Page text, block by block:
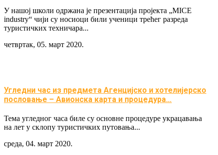
У нашој школи одржана је презентација пројекта „MICE
industry“ чији су носиоци били ученици трећег разреда
туристичких техничара...
четвртак, 05. март 2020.
Угледни час из предмета Агенцијско и хотелијерско
пословање – Авионска карта и процедура…
Тема угледног часа биле су основне процедуре украцавања
на лет у склопу туристичких путовања...
среда, 04. март 2020.